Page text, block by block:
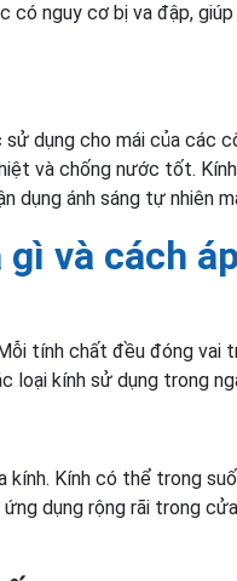
nguy cơ bị va đập,
dụng cho mái của các
và chống nước tốt.
dụng ánh sáng tự nhiên
và cách
tính chất đều đóng vai
loại kính sử dụng trong
kính. Kính có thể trong
dụng rộng rãi trong